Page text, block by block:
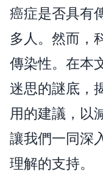
癌症是否具有
多人。然而，
傳染性。在本
迷思的謎底，
用的建議，以
讓我們一同深
理解的支持。